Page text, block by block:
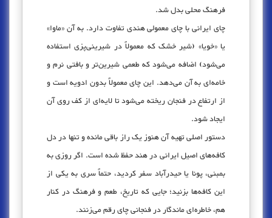
فرهنگ محلی بدل شد.
چای ایرانی با چای معمولی هندی تفاوت دارد. به آن «ماوا»
یا «خویا» (شیر خشک‌ که معمولاً در شیرینی‌پزی استفاده
می‌شود) اضافه می‌شود که طعمی شیرین‌تر و بافتی نرم و
خامه‌ای به آن می‌دهد. این چای معمولاً بدون ادویه است و
از ارتفاع در فنجان ریخته می‌شود تا لایه‌ای از کف روی آن
ایجاد شود.
دستور اصلی تهیه آن هنوز یک راز باقی مانده و تنها در دل
کافه‌های اصیل ایرانی در هند حفظ شده است. اگر روزی به
بمبئی، پونا یا حیدرآباد سفر کردید، حتماً سری به یکی از
این کافه‌ها بزنید؛ جایی که تاریخ، طعم و فرهنگ در کنار
هم، خاطره‌ای ماندگار در فنجانی چای رقم می‌زنند.